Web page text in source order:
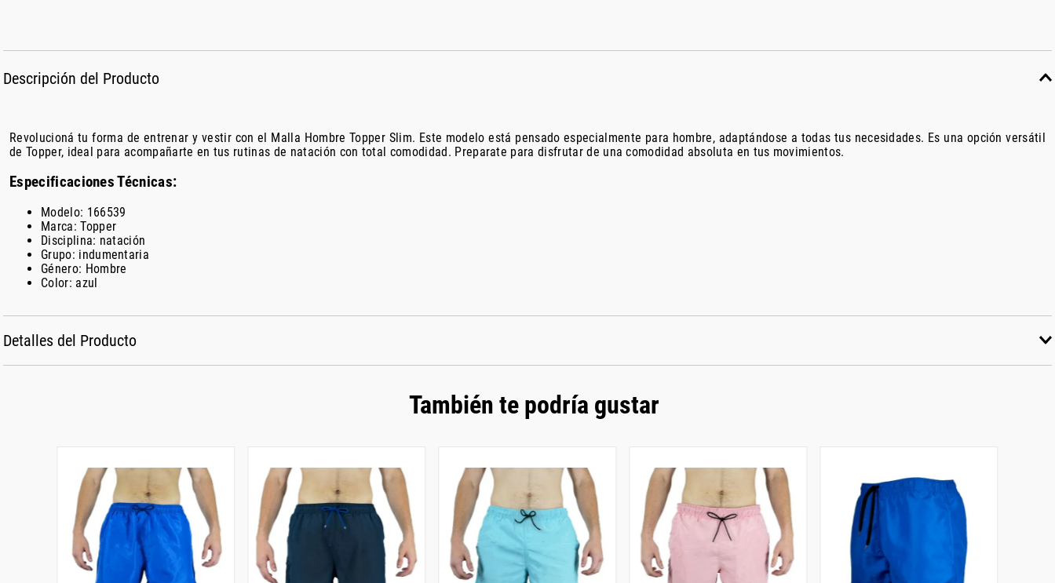
Descripción del Producto
Revolucioná tu forma de entrenar y vestir con el Malla Hombre Topper Slim. Este modelo está pensado especialmente para hombre, adaptándose a todas tus necesidades. Es una opción versátil
de Topper, ideal para acompañarte en tus rutinas de natación con total comodidad. Preparate para disfrutar de una comodidad absoluta en tus movimientos.
Especificaciones Técnicas:
Modelo: 166539
Marca: Topper
Disciplina: natación
Grupo: indumentaria
Género: Hombre
Color: azul
Detalles del Producto
También te podría gustar